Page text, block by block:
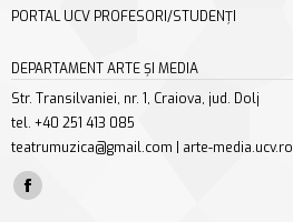
PORTAL UCV PROFESORI/STUDENȚI
DEPARTAMENT ARTE ȘI MEDIA
Str. Transilvaniei, nr. 1, Craiova, jud. Dolj
tel. +40 251 413 085
teatrumuzica@gmail.com | arte-media.ucv.ro
Find us on:
Facebook